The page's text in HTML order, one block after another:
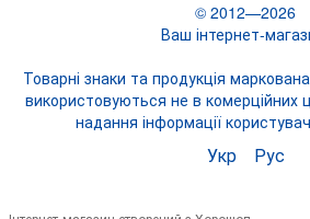
© 2012—2026
Ваш інтернет-
Товарні знаки та продукція
використовуються не в комерційних
надання інформації
Укр Рус